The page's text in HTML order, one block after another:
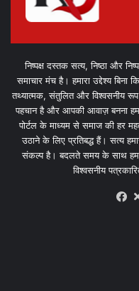
निष्पक्ष दस्तक सत्य, निष्ठा और
समाचार मंच है। हमारा उद्देश्य बिना
तथ्यात्मक, संतुलित और विश्वसनीय रूप
पहचान है और आपकी आवाज़ बनना
पोर्टल के माध्यम से समाज की हर
उठाने के लिए प्रतिबद्ध हैं। सत्य
संकल्प है। बदलते समय के साथ
विश्वसनीय